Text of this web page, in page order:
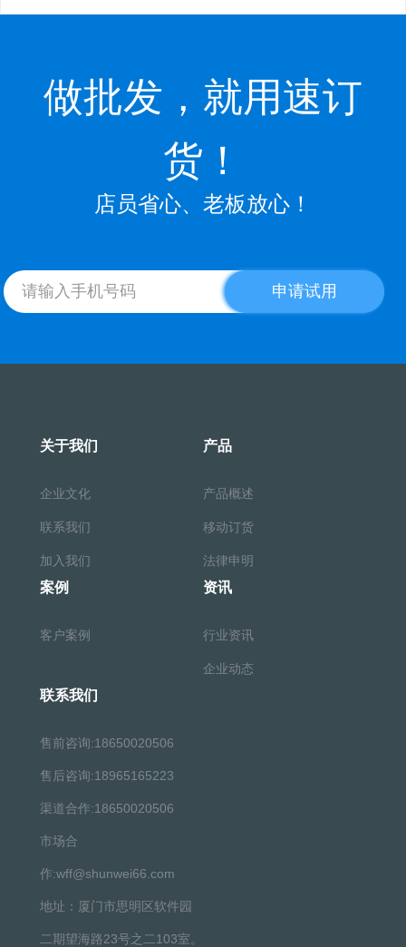
做批发，就用速订
货！
店员省心、老板放心！
申请试用
关于我们
企业文化
联系我们
加入我们
产品
产品概述
移动订货
法律申明
案例
客户案例
资讯
行业资讯
企业动态
联系我们
售前咨询:18650020506
售后咨询:18965165223
渠道合作:18650020506
市场合
作:wff@shunwei66.com
地址：厦门市思明区软件园
二期望海路23号之二103室。